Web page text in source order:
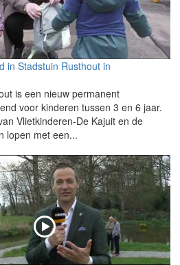
in Stadstuin Rusthout in
is een nieuw permanent
voor kinderen tussen 3 en 6 jaar.
Vlietkinderen-De Kajuit en de
lopen met een...